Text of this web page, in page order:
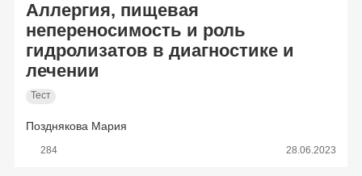
Аллергия, пищевая
непереносимость и роль
гидролизатов в диагностике и
лечении
Тест
Позднякова Мария
284 28.06.2023